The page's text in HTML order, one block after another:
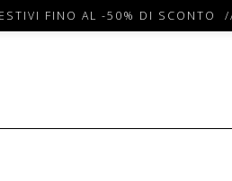
FINO AL -50% DI SCONTO //